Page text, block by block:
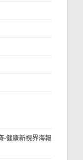
-健康新視界海報